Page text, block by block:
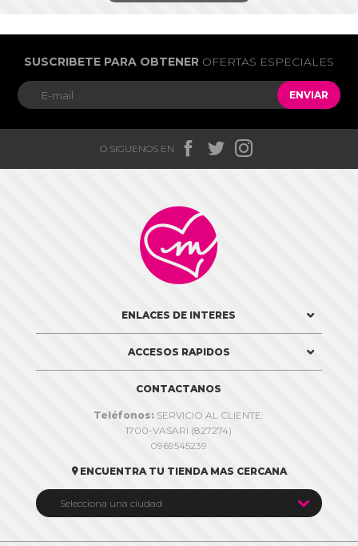
SUSCRIBETE PARA OBTENER OFERTAS ESPECIALES
ENVIAR
O SIGUENOS EN   

ENLACES DE INTERES
ACCESOS RAPIDOS
CONTACTANOS
Teléfonos: SERVICIO AL CLIENTE:
1700-VASARI (827274)
0969545239
 ENCUENTRA TU TIENDA MAS CERCANA
Selecciona una ciudad 